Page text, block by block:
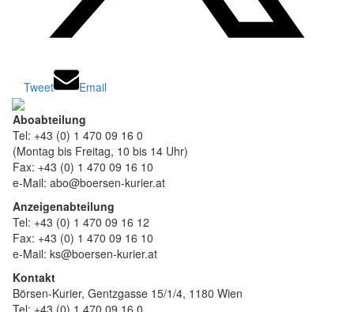
Tweet Email
Aboabteilung
Tel: +43 (0) 1 470 09 16 0
(Montag bis Freitag, 10 bis 14 Uhr)
Fax: +43 (0) 1 470 09 16 10
e-Mail: abo@boersen-kurier.at
Anzeigenabteilung
Tel: +43 (0) 1 470 09 16 12
Fax: +43 (0) 1 470 09 16 10
e-Mail: ks@boersen-kurier.at
Kontakt
Börsen-Kurier, Gentzgasse 15/1/4, 1180 Wien